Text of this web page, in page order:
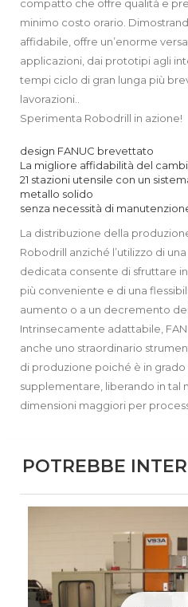
compatto che offre qualità e
minimo costo orario.
affidabile, offre un’enorme
applicazioni, dai prototipi agli
tempi ciclo di gran lunga più
lavorazioni..
Sperimenta Robodrill in azione!
design FANUC brevettato
La migliore affidabilità del
21 stazioni utensile con un
metallo solido
senza necessità di
La distribuzione della
Robodrill anziché l’utilizzo di
dedicata consente di sfruttare
più conveniente e di una
aumento o a un decremento
Intrinsecamente adattabile,
anche uno straordinario
di produzione poiché è in
supplementare, liberando in tal
dimensioni maggiori per
POTREBBE